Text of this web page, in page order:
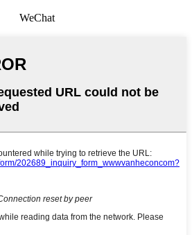
WeChat